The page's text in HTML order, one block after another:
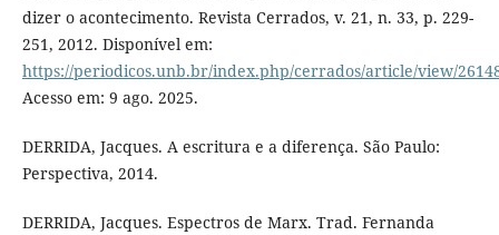
dizer o acontecimento. Revista Cerrados, v. 21, n. 33, p. 229-
251, 2012. Disponível em:
https://periodicos.unb.br/index.php/cerrados/article/view/
Acesso em: 9 ago. 2025.
DERRIDA, Jacques. A escritura e a diferença. São Paulo:
Perspectiva, 2014.
DERRIDA, Jacques. Espectros de Marx. Trad. Fernanda